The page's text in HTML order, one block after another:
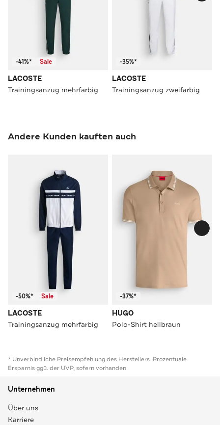
-41%* Sale
LACOSTE
Trainingsanzug mehrfarbig
-35%*
LACOSTE
Trainingsanzug zweifarbig
Andere Kunden kauften auch
-50%* Sale
LACOSTE
Trainingsanzug mehrfarbig
-37%*
HUGO
Polo-Shirt hellbraun
* Unverbindliche Preisempfehlung des Herstellers. Prozentuale
Ersparnis ggü. der UVP, sofern vorhanden
Unternehmen
Über uns
Karriere